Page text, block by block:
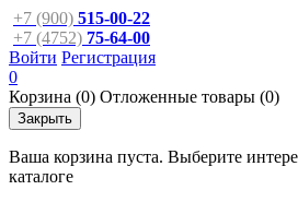
+7 (900) 515-00-22
+7 (4752) 75-64-00
Войти Регистрация
0
Корзина (0) Отложенные товары (0)
Закрыть
Ваша корзина пуста. Выберите
каталоге